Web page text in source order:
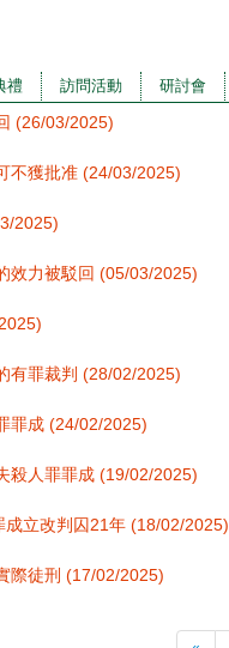
禮 訪問活動 研討會
(26/03/2025)
不獲批准 (24/03/2025)
2025)
效力被駁回 (05/03/2025)
有罪裁判 (28/02/2025)
罪成 (24/02/2025)
殺人罪罪成 (19/02/2025)
立改判囚21年 (18/02/2025)
際徒刑 (17/02/2025)